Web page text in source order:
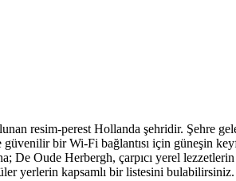
resim-perest Hollanda şehridir. Şehre
bir Wi-Fi bağlantısı için güneşin
Oude Herbergh, çarpıcı yerel lezzetlerin
yerlerin kapsamlı bir listesini bulabilirsiniz.